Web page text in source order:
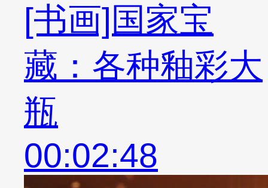
[书画]国家宝
藏：各种釉彩大
瓶
00:02:48